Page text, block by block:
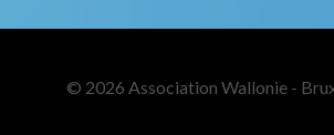
© 2026 Association Wallonie -